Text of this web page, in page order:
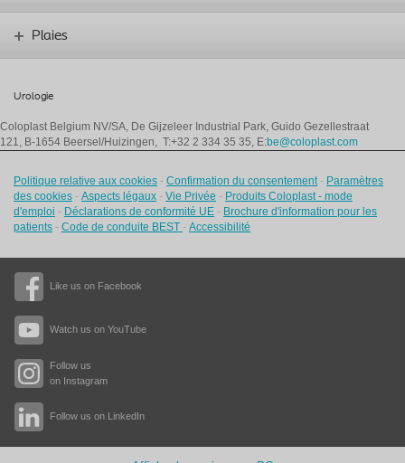
Like us on Facebook
Watch us on YouTube
Follow us
on Instagram
Follow us on LinkedIn
Plaies
Urologie
Coloplast Belgium NV/SA, De Gijzeleer Industrial Park, Guido Gezellestraat
121, B-1654 Beersel/Huizingen, T:+32 2 334 35 35, E:be@coloplast.com
Politique relative aux cookies - Confirmation du consentement- Paramètres
des cookies - Aspects légaux - Vie Privée - Produits Coloplast - mode
d'emploi - Déclarations de conformité UE - Brochure d'information pour les
patients - Code de conduite BEST - Accessibilité